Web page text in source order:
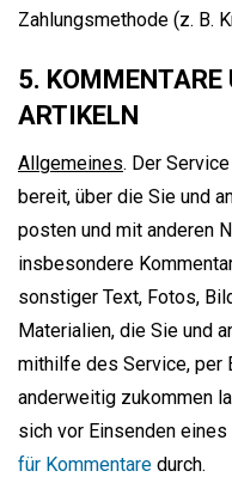
Zahlungsmethode (z. B.
5. KOMMENTARE
ARTIKELN
Allgemeines. Der
bereit, über die Sie und
posten und mit anderen
insbesondere
sonstiger Text, Fotos,
Materialien, die Sie und
mithilfe des Service, per
anderweitig zukommen
sich vor Einsenden
für Kommentare durch.